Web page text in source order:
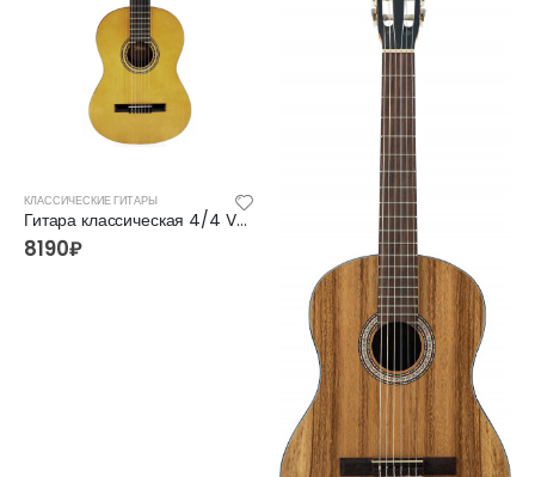
КЛАССИЧЕСКИЕ ГИТАРЫ
Гитара классическая 4/4 Valencia VC204
8190₽